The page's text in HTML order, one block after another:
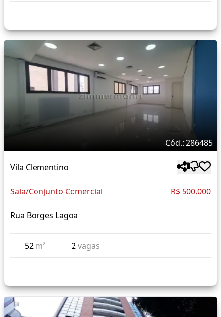
Cód.: 286485
Vila Clementino
Sala/Conjunto Comercial R$ 500.000
Rua Borges Lagoa
52 m² 2vagas